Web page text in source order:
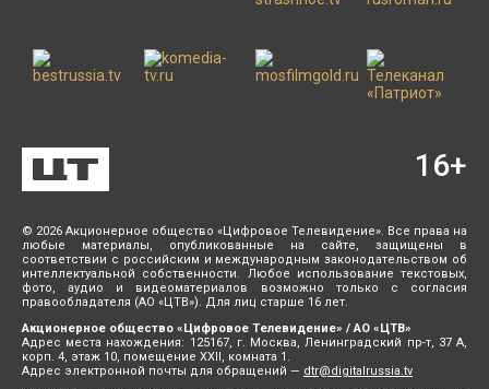
© 2026 Акционерное общество «Цифровое Телевидение». Все права на
любые материалы, опубликованные на сайте, защищены в
соответствии с российским и международным законодательством об
интеллектуальной собственности. Любое использование текстовых,
фото, аудио и видеоматериалов возможно только с согласия
правообладателя (АО «ЦТВ»). Для лиц старше 16 лет.
Акционерное общество «Цифровое Телевидение» / АО «ЦТВ»
Адрес места нахождения: 125167, г. Москва, Ленинградский пр-т, 37 А,
корп. 4, этаж 10, помещение XXII, комната 1.
Адрес электронной почты для обращений — dtr@digitalrussia.tv
16+